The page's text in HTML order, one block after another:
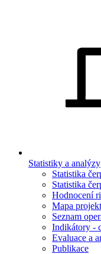
Statistiky a analýzy
Statistika
Statistika
Hodnocení
Mapa
Seznam
Indikátory -
Evaluace a
Publikace